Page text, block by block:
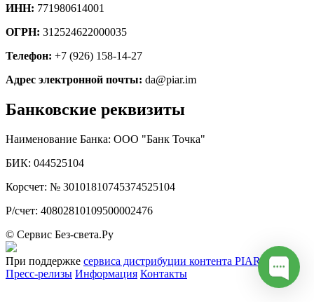
ИНН: 771980614001
ОГРН: 312524622000035
Телефон: +7 (926) 158-14-27
Адрес электронной почты: da@piar.im
Банковские реквизиты
Наименование Банка: ООО "Банк Точка"
БИК: 044525104
Корсчет: № 30101810745374525104
Р/счет: 40802810109500002476
© Сервис Без-света.Ру
При поддержке сервиса дистрибуции контента PIAR.IM
Пресс-релизы Информация Контакты